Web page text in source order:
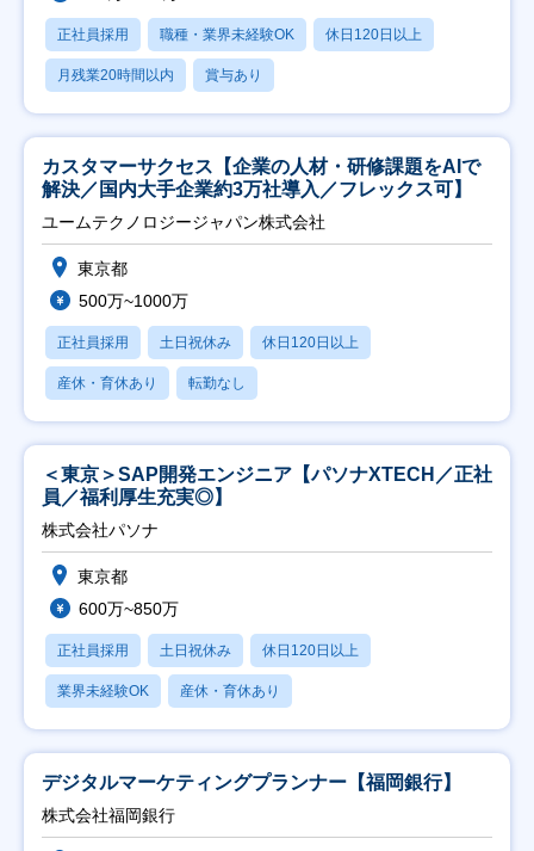
正社員採用 職種・業界未経験OK 休日120日以上
月残業20時間以内 賞与あり
カスタマーサクセス【企業の人材・研修課題をAIで
解決／国内大手企業約3万社導入／フレックス可】
ユームテクノロジージャパン株式会社
東京都
500万~1000万
正社員採用 土日祝休み 休日120日以上
産休・育休あり 転勤なし
＜東京＞SAP開発エンジニア【パソナXTECH／正社
員／福利厚生充実◎】
株式会社パソナ
東京都
600万~850万
正社員採用 土日祝休み 休日120日以上
業界未経験OK 産休・育休あり
デジタルマーケティングプランナー【福岡銀行】
株式会社福岡銀行